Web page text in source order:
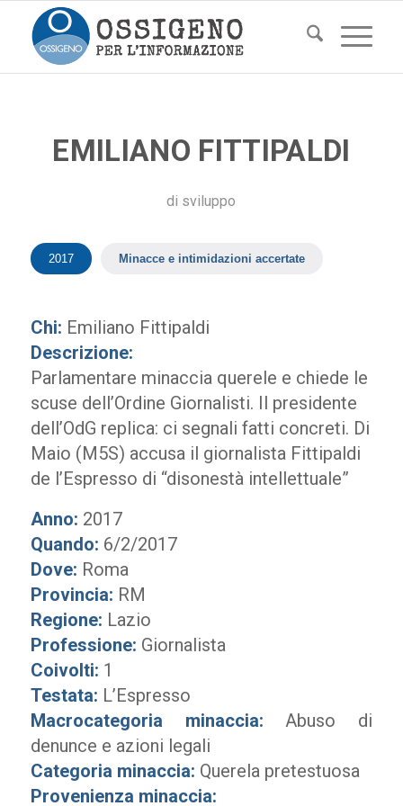
EMILIANO FITTIPALDI
di sviluppo
2017 Minacce e intimidazioni accertate
Chi: Emiliano Fittipaldi
Descrizione:
Parlamentare minaccia querele e chiede le
scuse dell’Ordine Giornalisti. Il presidente
dell’OdG replica: ci segnali fatti concreti. Di
Maio (M5S) accusa il giornalista Fittipaldi
de l’Espresso di “disonestà intellettuale”
Anno: 2017
Quando: 6/2/2017
Dove: Roma
Provincia: RM
Regione: Lazio
Professione: Giornalista
Coivolti: 1
Testata: L’Espresso
Macrocategoria minaccia: Abuso di
denunce e azioni legali
Categoria minaccia: Querela pretestuosa
Provenienza minaccia: